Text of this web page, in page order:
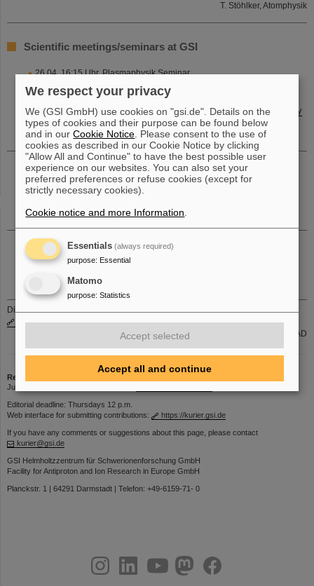
T. Stöhlker, Atomphysik
Scientific meetings/seminars at GSI
26.04. 16:15 Uhr, Plasmaphysik Seminar
Plasmaphysik Seminar, 2021-04-26 16:15:00 Uhr
[TEMF] Laser ion acceleration using the Draco Petawatt facility
at HZDR – plasma experiments in the nearcritical density regime
and radio-biological application
29.04. 09:00 Uhr, Biophysics Seminar
Biophysics Seminar, 2021-04-29 09:00:00 Uhr
Zoom - room:https://tu-darmstadt.zoom.us/j/81525290246, GSI
Helmholtzzentrum für Schwerionenforschung
The role of microdosimetry in particle therapy
29.04. 16:00 Uhr, Accelerator Seminar
Accelerator Seminar, 2021-04-29 16:00:00 Uhr
Accelerator physics of LIU
Die aktuellen internen Stellenausschreibungen finden Sie auch unter
www.gsi.de/jobsintern
Gruppe PER-PAD
Redaktion
Jutta Leroudier | Phone: 2634 | Email:
Editorial deadline: Thursdays 12 p.m.
Web interface for submitting contributions:
https://kurier.gsi.de
If you have any comments or suggestions about this page, please contact
kurier@gsi.de
GSI Helmholtzzentrum für Schwerionenforschung GmbH
Facility for Antiproton and Ion Research in Europe GmbH
Planckstr. 1 | 64291 Darmstadt | Telefon: +49-6159-71- 0
youtubehelmholtz.socialfacebook
We respect your privacy
We (GSI GmbH) use cookies on "gsi.de". Details on the
types of cookies and their purpose can be found below
and in ourCookie Notice . Please consent to the use of
cookies as described in our Cookie Notice by clicking
"Allow All and Continue" to have the best possible user
experience on our websites. You can also set your
preferred preferences or refuse cookies (except for
strictly necessary cookies).
Cookie notice and more Information
Essentials (always required)
purpose: Essential
Matomo
purpose: Statistics
Accept selected
Accept all and continue